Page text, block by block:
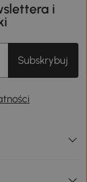
i
Subskrybuj